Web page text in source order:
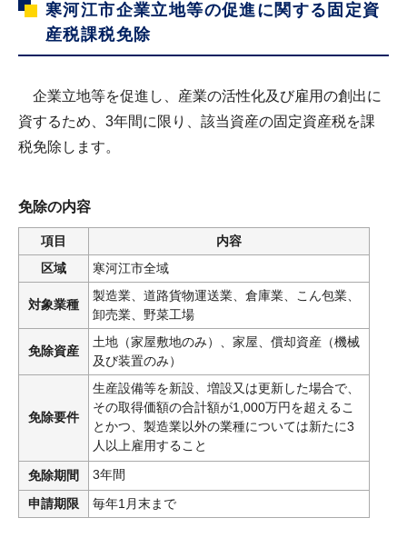
寒河江市企業立地等の促進に関する固定資
産税課税免除
企業立地等を促進し、産業の活性化及び雇用の創出に
資するため、3年間に限り、該当資産の固定資産税を課
税免除します。
免除の内容
項目
内容
区域
寒河江市全域
対象業種
製造業、道路貨物運送業、倉庫業、こん包業、
卸売業、野菜工場
免除資産
土地（家屋敷地のみ）、家屋、償却資産（機械
及び装置のみ）
免除要件
生産設備等を新設、増設又は更新した場合で、
その取得価額の合計額が1,000万円を超えるこ
とかつ、製造業以外の業種については新たに3
人以上雇用すること
免除期間
3年間
申請期限
毎年1月末まで